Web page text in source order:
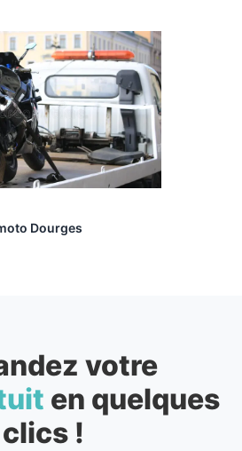
Dourges
votre
en quelques
clics !